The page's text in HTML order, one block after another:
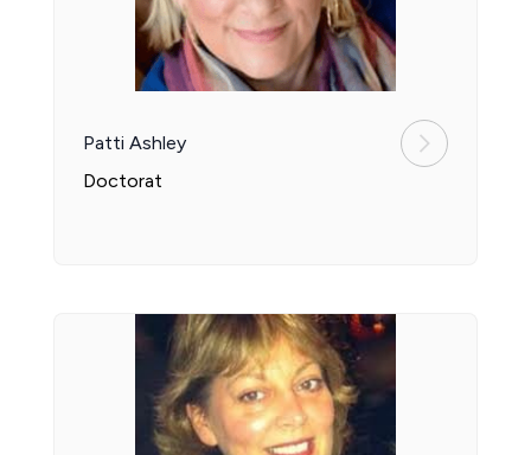
Patti Ashley
Doctorat